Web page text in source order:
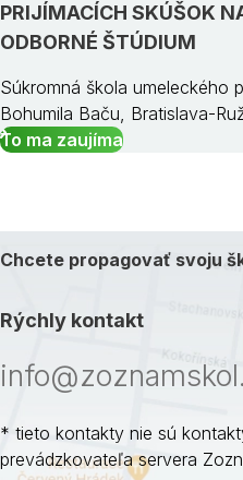
PRIJÍMACÍCH SKÚŠOK
ODBORNÉ ŠTÚDIUM
Súkromná škola umeleckého
Bohumila Baču, Bratislava-
To ma zaujíma
Chcete propagovať svoju
Rýchly kontakt
* tieto kontakty nie sú
prevádzkovateľa servera